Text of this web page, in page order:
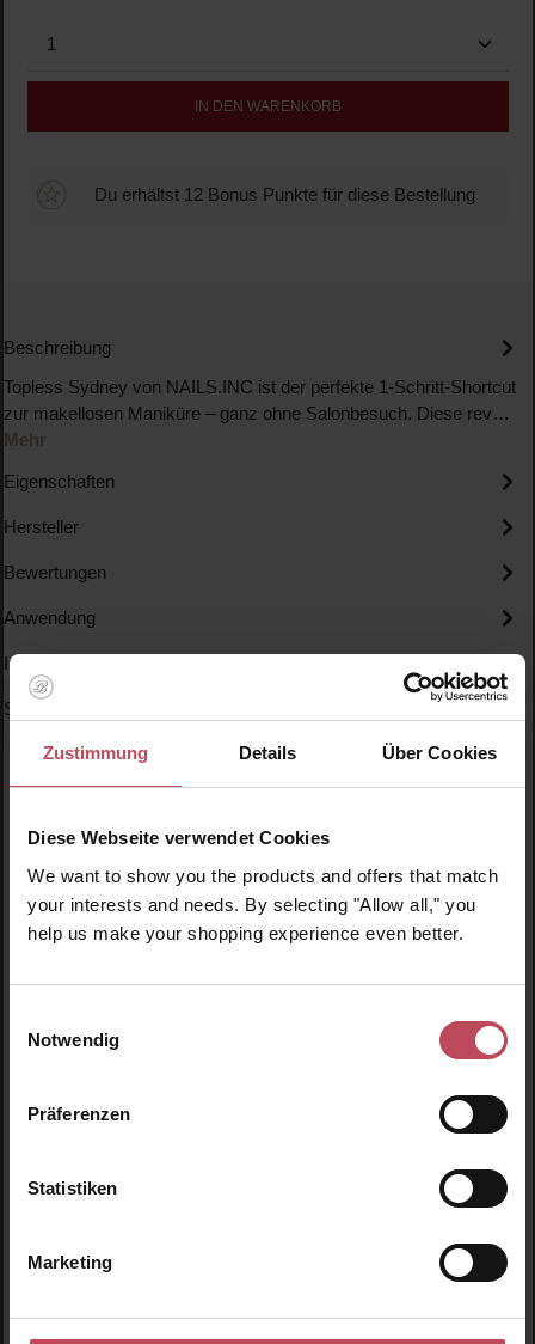
Zustimmung Details Über Cookies
Diese Webseite verwendet Cookies
We want to show you the products and offers that match
your interests and needs. By selecting "Allow all," you
help us make your shopping experience even better.
Notwendig
Präferenzen
Statistiken
Marketing
Produkt Anzahl: Gib den gewünschten Wert ein
IN DEN WARENKORB
Du erhältst 12 Bonus Punkte für diese Bestellung
Beschreibung
Topless Sydney von NAILS.INC ist der perfekte 1-Schritt-Shortcut
zur makellosen Maniküre – ganz ohne Salonbesuch. Diese rev…
Mehr
Eigenschaften
Hersteller
Bewertungen
Anwendung
Inhaltsstoffe
Specials
Produktgalerie überspringen
Ähnliche Produkte